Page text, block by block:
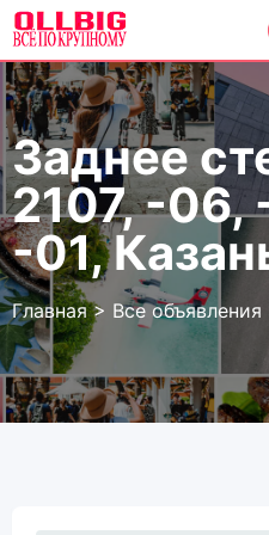
Перейти
содержанию
Заднее
2107, -06,
-01,
Главная> Все объявления